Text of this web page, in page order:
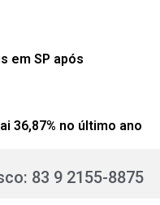
em SP após
36,87% no último ano
83 9 2155-8875